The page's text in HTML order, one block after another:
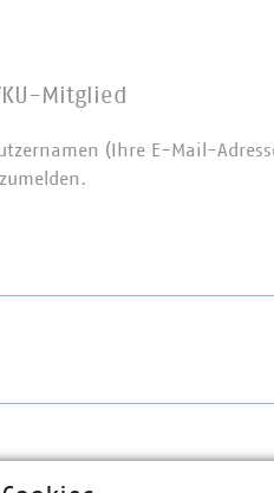
Mitglied
(Ihre E-Mail-